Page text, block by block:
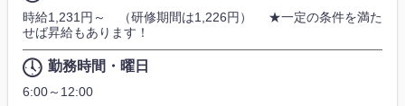
時給1,231円～ （研修期間は1,226円） ★一定の条件を満た
せば昇給もあります！
勤務時間・曜日
6:00～12:00